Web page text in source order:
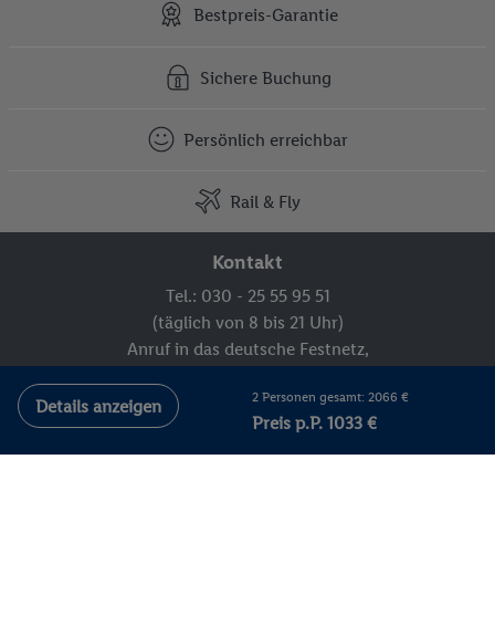
Details anzeigen 2 Personen gesamt: 2066 €
Preis p.P. 1033 €
Bestpreis-Garantie
Sichere Buchung
Persönlich erreichbar
Rail & Fly
Kontakt
Tel.: 030 - 25 55 95 51
(täglich von 8 bis 21 Uhr)
Anruf in das deutsche Festnetz,
Kontakt und Meldesystem